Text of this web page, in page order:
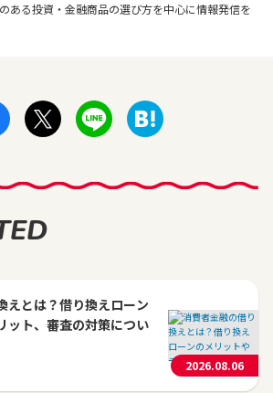
ある投資・金融商品の選び方を中心に情報発信を
えとは？借り換えローン
ット、審査の対策につい
2026.08.06